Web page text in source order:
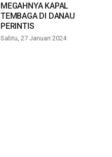
MEGAHNYA KAPAL
TEMBAGA DI DANAU
PERINTIS
Sabtu, 27 Januari 2024